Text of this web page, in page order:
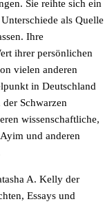
Sie reihte sich ein
als Quelle
Ihre
ihrer persönlichen
vielen anderen
in Deutschland
Schwarzen
wissenschaftliche,
und anderen
A. Kelly der
Essays und